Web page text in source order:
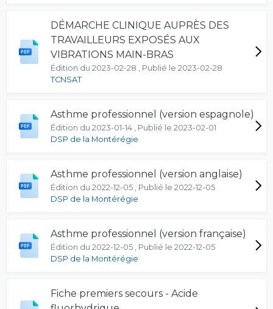
DÉMARCHE CLINIQUE AUPRÈS DES
TRAVAILLEURS EXPOSÉS AUX
VIBRATIONS MAIN-BRAS
Édition du 2023-02-28 , Publié le 2023-02-28
TCNSAT
Asthme professionnel (version espagnole)
Édition du 2023-01-14 , Publié le 2023-02-01
DSP de la Montérégie
Asthme professionnel (version anglaise)
Édition du 2022-12-05 , Publié le 2022-12-05
DSP de la Montérégie
Asthme professionnel (version française)
Édition du 2022-12-05 , Publié le 2022-12-05
DSP de la Montérégie
Fiche premiers secours - Acide